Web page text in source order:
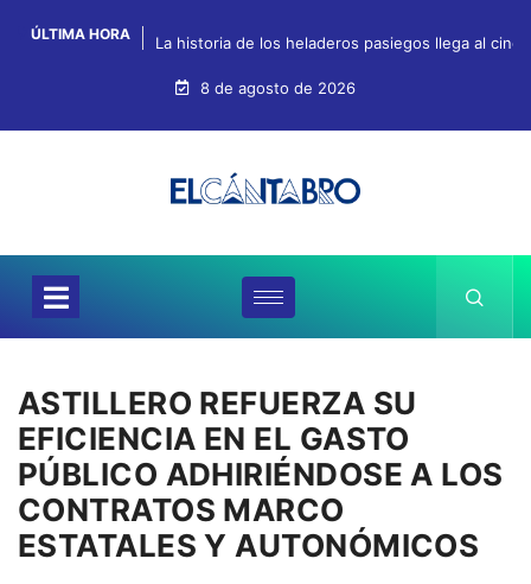
ÚLTIMA HORA La historia de los heladeros pasiegos llega al
8 de agosto de 2026
ASTILLERO REFUERZA SU
EFICIENCIA EN EL GASTO
PÚBLICO ADHIRIÉNDOSE A LOS
CONTRATOS MARCO
ESTATALES Y AUTONÓMICOS